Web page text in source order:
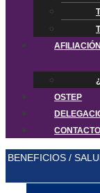
AFILIACIÓN
OSTEP
CONTACTO
BENEFICIOS /